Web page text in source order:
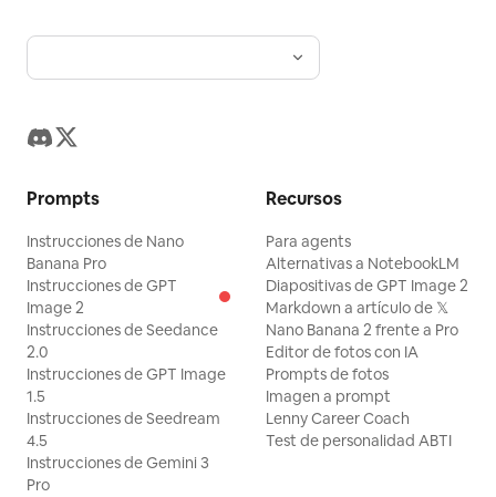
Prompts
Instrucciones de Nano
Banana Pro
Instrucciones de GPT
Image 2
Instrucciones de Seedance
2.0
Instrucciones de GPT Image
1.5
Instrucciones de Seedream
4.5
Instrucciones de Gemini 3
Pro
Recursos
Para agents
Alternativas a NotebookLM
Diapositivas de GPT Image 2
Markdown a artículo de 𝕏
Nano Banana 2 frente a Pro
Editor de fotos con IA
Prompts de fotos
Imagen a prompt
Lenny Career Coach
Test de personalidad ABTI